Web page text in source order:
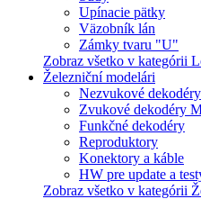
Upínacie pätky
Väzobník lán
Zámky tvaru "U"
Zobraz všetko v kategórii
Železniční modelári
Nezvukové dekodéry
Zvukové dekodéry
Funkčné dekodéry
Reproduktory
Konektory a káble
HW pre update a
Zobraz všetko v kategórii